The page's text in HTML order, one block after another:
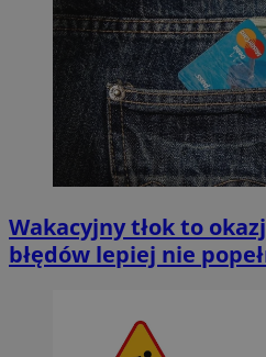
Wakacyjny tłok to
błędów lepiej nie